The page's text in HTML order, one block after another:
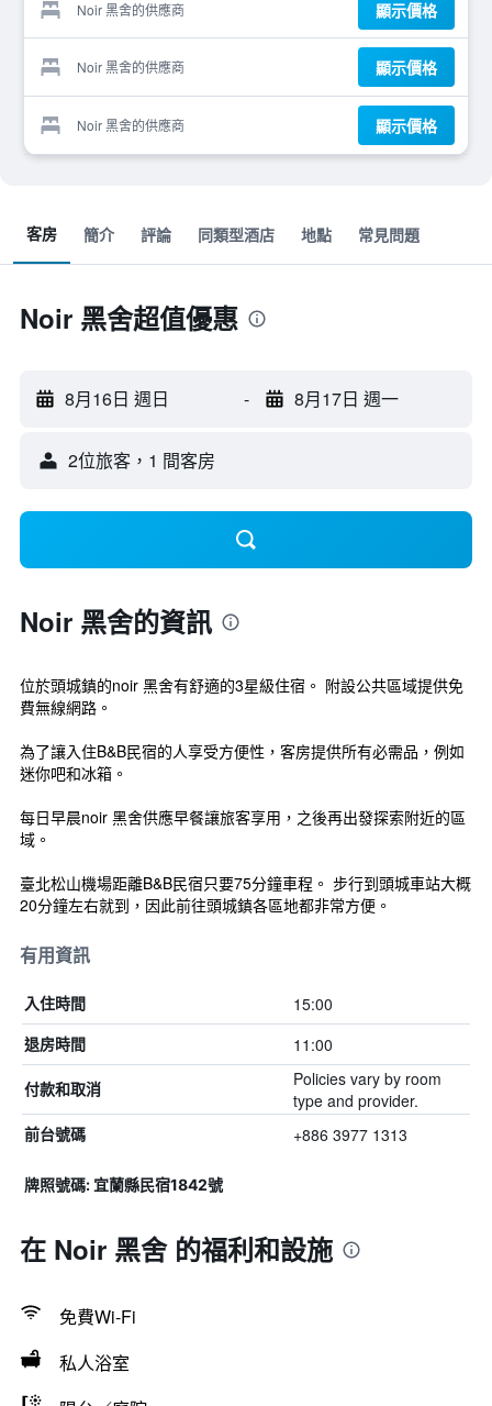
Noir 黑舍的供應商 顯示價格
Noir 黑舍的供應商 顯示價格
Noir 黑舍的供應商 顯示價格
客房 簡介 評論 同類型酒店 地點 常見問題
Noir 黑舍超值優惠
8月16日 週日 - 8月17日 週一
2位旅客，1 間客房
Noir 黑舍的資訊
位於頭城鎮的noir 黑舍有舒適的3星級住宿。 附設公共區域提供免
費無線網路。
為了讓入住B&B民宿的人享受方便性，客房提供所有必需品，例如
迷你吧和冰箱。
每日早晨noir 黑舍供應早餐讓旅客享用，之後再出發探索附近的區
域。
臺北松山機場距離B&B民宿只要75分鐘車程。 步行到頭城車站大概
20分鐘左右就到，因此前往頭城鎮各區地都非常方便。
有用資訊
入住時間 15:00
退房時間 11:00
付款和取消
Policies vary by room
type and provider.
前台號碼 +886 3977 1313
牌照號碼: 宜蘭縣民宿1842號
在 Noir 黑舍 的福利和設施
免費Wi-Fi
私人浴室